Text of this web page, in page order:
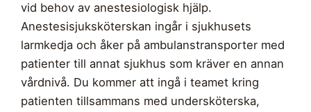
vid behov av anestesiologisk hjälp.
Anestesisjuksköterskan ingår i sjukhusets
larmkedja och åker på ambulanstransporter med
patienter till annat sjukhus som kräver en annan
vårdnivå. Du kommer att ingå i teamet kring
patienten tillsammans med undersköterska,